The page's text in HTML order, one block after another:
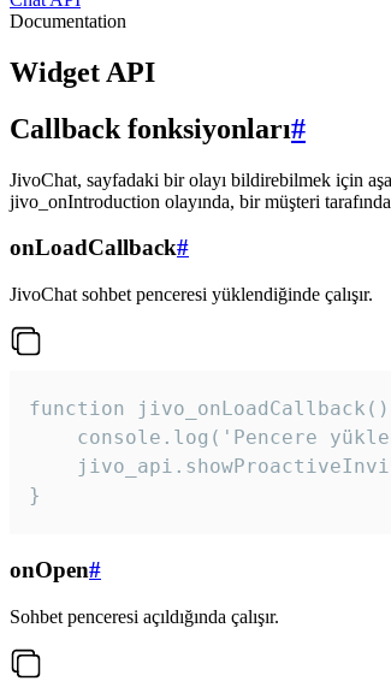
Documentation
Widget API
Callback fonksiyonları#
JivoChat, sayfadaki bir olayı bildirebilmek için
jivo_onIntroduction olayında, bir müşteri
onLoadCallback#
JivoChat sohbet penceresi yüklendiğinde çalışır.
function
console.log('Pencere
}
onOpen#
Sohbet penceresi açıldığında çalışır.